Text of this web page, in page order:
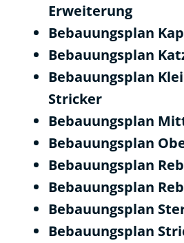
Erweiterung
Bebauungsplan
Bebauungsplan
Bebauungsplan
Stricker
Bebauungsplan
Bebauungsplan
Bebauungsplan
Bebauungsplan
Bebauungsplan
Bebauungsplan